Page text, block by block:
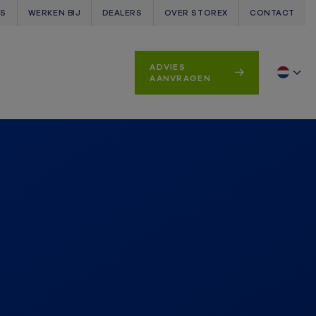
WERKEN BIJ DEALERS OVER STOREX CONTACT
ADVIES
AANVRAGEN